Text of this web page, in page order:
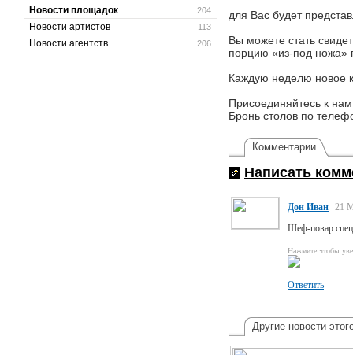
204
Новости площадок
113
Новости артистов
206
Новости агентств
для Вас будет
Вы можете стать
порцию «из-под ножа»
Каждую неделю новое
Присоединяйтесь к
Бронь столов по
Комментарии
Написать
Дон Иван 21
Шеф-повар
Нажмите чтобы
Ответить
Другие новости